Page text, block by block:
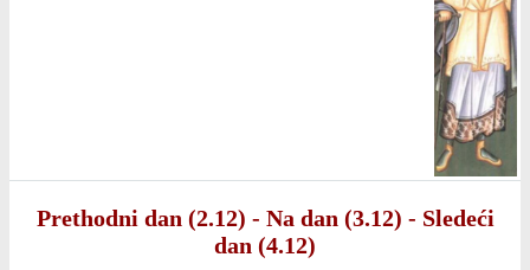
Prethodni dan (2.12) - Na dan (3.12) - Sledeći
dan (4.12)